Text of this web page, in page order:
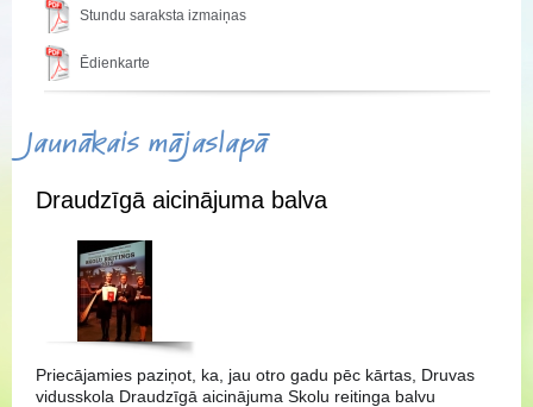
Stundu saraksta izmaiņas
Ēdienkarte
Jaunākais mājaslapā
Draudzīgā aicinājuma balva
Priecājamies paziņot, ka, jau otro gadu pēc kārtas, Druvas
vidusskola Draudzīgā aicinājuma Skolu reitinga balvu